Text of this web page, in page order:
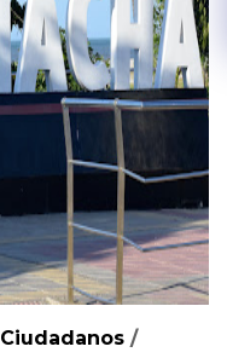
Ciudadanos /